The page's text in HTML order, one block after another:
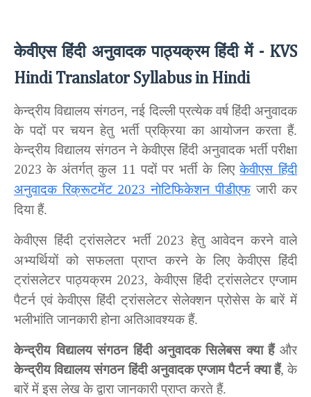
केवीएस हिंदी अनुवादक पाठ्यक्रम हिंदी में - KVS
Hindi Translator Syllabus in Hindi
केन्द्रीय विद्यालय संगठन, नई दिल्ली प्रत्येक वर्ष हिंदी अनुवादक
के पदों पर चयन हेतु भर्ती प्रक्रिया का आयोजन करता हैं.
केन्द्रीय विद्यालय संगठन ने केवीएस हिंदी अनुवादक भर्ती परीक्षा
2023 के अंतर्गत् कुल 11 पदों पर भर्ती के लिएकेवीएस हिंदी
अनुवादक रिक्रूटमेंट 2023 नोटिफिकेशन पीडीएफ जारी कर
दिया हैं.
केवीएस हिंदी ट्रांसलेटर भर्ती2023 हेतु आवेदन करने वाले
अभ्यर्थियों को सफलता प्राप्त करने के लिए केवीएस हिंदी
ट्रांसलेटर पाठ्यक्रम 2023, केवीएस हिंदी ट्रांसलेटर एग्जाम
पैटर्न एवं केवीएस हिंदी ट्रांसलेटर सेलेक्शन प्रोसेस के बारें में
भलीभांति जानकारी होना अतिआवश्यक हैं.
केन्द्रीय विद्यालय संगठन हिंदी अनुवादक सिलेबस क्या हैंऔर
केन्द्रीय विद्यालय संगठन हिंदी अनुवादक एग्जाम पैटर्न क्या हैं, के
बारें में इस लेख के द्वारा जानकारी प्राप्त करते हैं.